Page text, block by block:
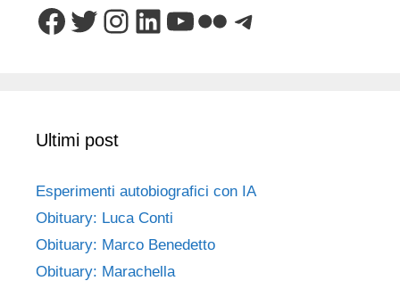
Facebook
Twitter
Instagram
LinkedIn
YouTube
FlickrTelegram
Ultimi post
Esperimenti autobiografici con IA
Obituary: Luca Conti
Obituary: Marco Benedetto
Obituary: Marachella